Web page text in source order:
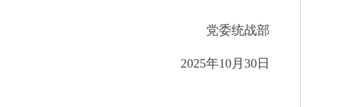
党委统战部
2025年10月 30日